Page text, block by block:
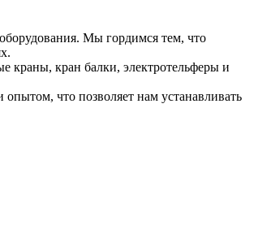
Мы гордимся тем, что
краны, кран балки, электротельферы и
что позволяет нам устанавливать